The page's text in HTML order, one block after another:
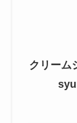
クリーム